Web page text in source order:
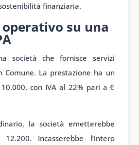
finanziaria.
operativo su una
società che fornisce servizi
Comune. La prestazione ha un
con IVA al 22% pari a €
la società emetterebbe
Incasserebbe l’intero